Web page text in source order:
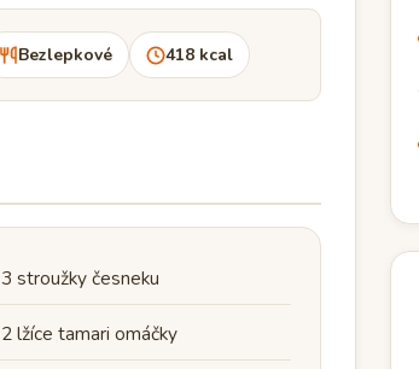
Bezlepkové 418 kcal
3 stroužky česneku
2 lžíce tamari omáčky